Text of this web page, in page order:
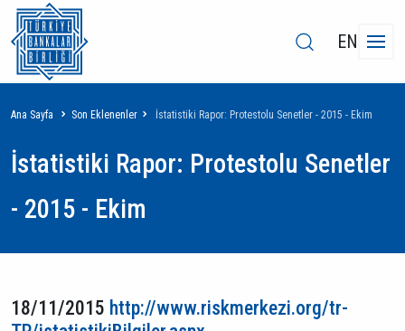
EN
Sayfa
yolu
Ana Sayfa Son Eklenenler İstatistiki Rapor: Protestolu Senetler - 2015 - Ekim
İstatistiki Rapor: Protestolu Senetler
- 2015 - Ekim
18/11/2015 http://www.riskmerkezi.org/tr-